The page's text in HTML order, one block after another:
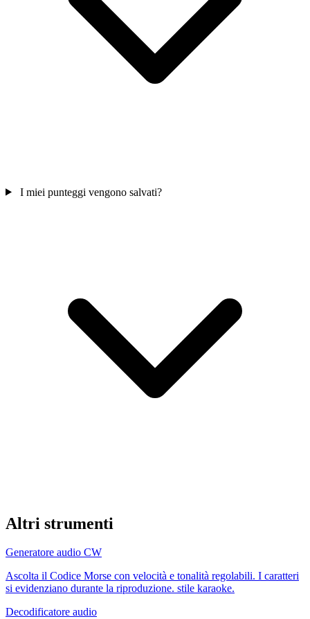
I miei punteggi vengono salvati?
Altri strumenti
Generatore audio CW
Ascolta il Codice Morse con velocità e tonalità regolabili. I caratteri
si evidenziano durante la riproduzione. stile karaoke.
Decodificatore audio